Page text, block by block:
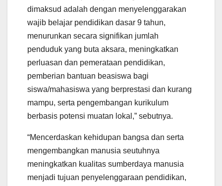
dimaksud adalah dengan menyelenggarakan
wajib belajar pendidikan dasar 9 tahun,
menurunkan secara signifikan jumlah
penduduk yang buta aksara, meningkatkan
perluasan dan pemerataan pendidikan,
pemberian bantuan beasiswa bagi
siswa/mahasiswa yang berprestasi dan kurang
mampu, serta pengembangan kurikulum
berbasis potensi muatan lokal,” sebutnya.
“Mencerdaskan kehidupan bangsa dan serta
mengembangkan manusia seutuhnya
meningkatkan kualitas sumberdaya manusia
menjadi tujuan penyelenggaraan pendidikan,